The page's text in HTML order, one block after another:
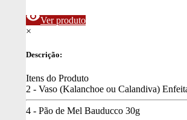
visibilityVer produto
×
Descrição:
Itens do Produto
2 - Vaso (Kalanchoe ou Calandiva)
4 - Pão de Mel Bauducco 30g